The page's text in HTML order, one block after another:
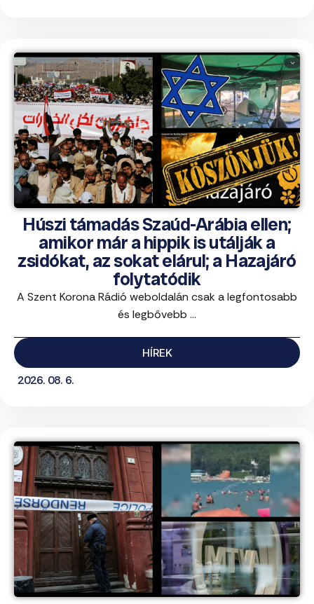
Húszi támadás Szaúd-Arábia ellen;
amikor már a hippik is utálják a
zsidókat, az sokat elárul; a Hazajáró
folytatódik
A Szent Korona Rádió weboldalán csak a legfontosabb
és legbővebb ...
HÍREK
2026. 08. 6.